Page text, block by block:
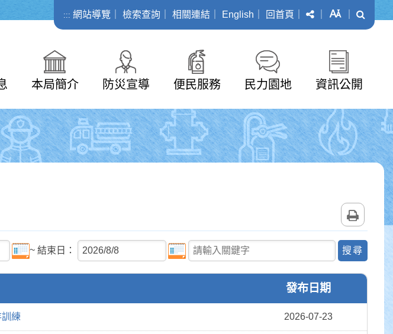
::: 網站導覽 檢索查詢 相關連結 English 回首頁 分享 字級
本局簡介 防災宣導 便民服務 民力園地 資訊公開
~ 結束日： 關鍵字查詢
發布日期
練 2026-07-23